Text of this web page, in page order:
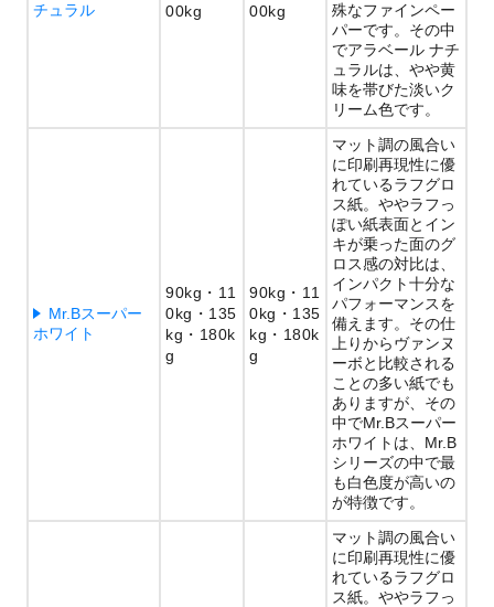
チュラル
00kg
00kg
殊なファインペー
パーです。その中
でアラベール ナチ
ュラルは、やや黄
味を帯びた淡いク
リーム色です。
Mr.Bスーパー
ホワイト
90kg
11
0kg
135
kg
180k
g
90kg
11
0kg
135
kg
180k
g
マット調の風合い
に印刷再現性に優
れているラフグロ
ス紙。ややラフっ
ぽい紙表面とイン
キが乗った面のグ
ロス感の対比は、
インパクト十分な
パフォーマンスを
備えます。その仕
上りからヴァンヌ
ーボと比較される
ことの多い紙でも
ありますが、その
中でMr.Bスーパー
ホワイトは、Mr.B
シリーズの中で最
も白色度が高いの
が特徴です。
マット調の風合い
に印刷再現性に優
れているラフグロ
ス紙。ややラフっ